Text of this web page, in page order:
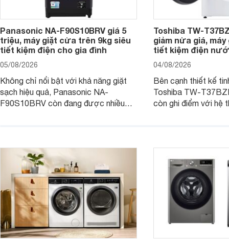
Panasonic NA-F90S10BRV giá 5
triệu, máy giặt cửa trên 9kg siêu
tiết kiệm điện cho gia đình
05/08/2026
Không chỉ nổi bật với khả năng giặt
sạch hiệu quả, Panasonic NA-
F90S10BRV còn đang được nhiều
giặt cửa trên 9kg.
Toshiba TW-
giảm nửa giá,
tiết kiệm điện
04/08/2026
Bên cạnh thiết kế
Toshiba TW-
còn ghi điểm với hệ
giặt.